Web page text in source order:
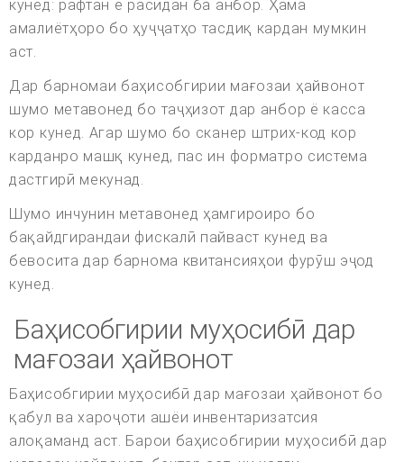
кунед: рафтан ё расидан ба анбор. Ҳама
амалиётҳоро бо ҳуҷҷатҳо тасдиқ кардан мумкин
аст.
Дар барномаи баҳисобгирии мағозаи ҳайвонот
шумо метавонед бо таҷҳизот дар анбор ё касса
кор кунед. Агар шумо бо сканер штрих-код кор
карданро машқ кунед, пас ин форматро система
дастгирӣ мекунад.
Шумо инчунин метавонед ҳамгироиро бо
бақайдгирандаи фискалӣ пайваст кунед ва
бевосита дар барнома квитансияҳои фурӯш эҷод
кунед.
Баҳисобгирии муҳосибӣ дар
мағозаи ҳайвонот
Баҳисобгирии муҳосибӣ дар мағозаи ҳайвонот бо
қабул ва хароҷоти ашёи инвентаризатсия
алоқаманд аст. Барои баҳисобгирии муҳосибӣ дар